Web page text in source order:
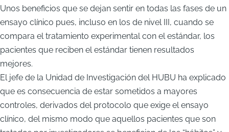
Unos beneficios que se dejan sentir en todas las fases de un
ensayo clínico pues, incluso en los de nivel III, cuando se
compara el tratamiento experimental con el estándar, los
pacientes que reciben el estándar tienen resultados
mejores.
El jefe de la Unidad de Investigación del HUBU ha explicado
que es consecuencia de estar sometidos a mayores
controles, derivados del protocolo que exige el ensayo
clínico, del mismo modo que aquellos pacientes que son